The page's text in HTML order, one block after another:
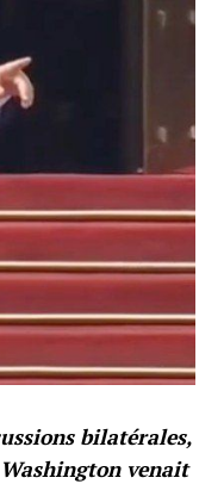
bilatérales,
venait